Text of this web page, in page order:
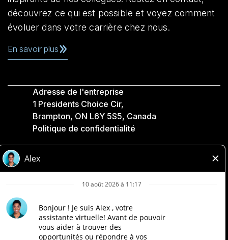
découvrez ce qui est possible et voyez comment
évoluer dans votre carrière chez nous.
En savoir plus
Adresse de l'entreprise
1 Presidents Choice Cir,
Brampton, ON L6Y 5S5, Canada
Politique de confidentialité
Accessibilité
Compagnies Loblaw